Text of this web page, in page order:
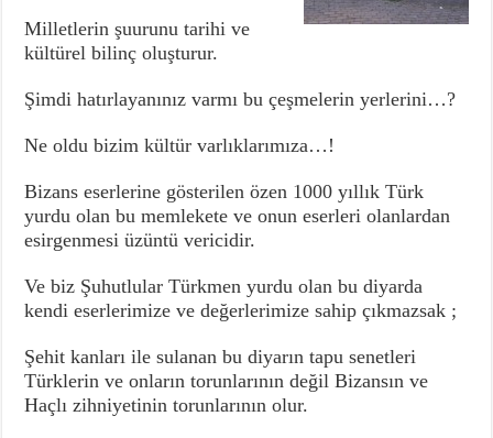
Milletlerin şuurunu tarihi ve
kültürel bilinç oluşturur.
Şimdi hatırlayanınız varmı bu çeşmelerin yerlerini…?
Ne oldu bizim kültür varlıklarımıza…!
Bizans eserlerine gösterilen özen 1000 yıllık Türk
yurdu olan bu memlekete ve onun eserleri olanlardan
esirgenmesi üzüntü vericidir.
Ve biz Şuhutlular Türkmen yurdu olan bu diyarda
kendi eserlerimize ve değerlerimize sahip çıkmazsak ;
Şehit kanları ile sulanan bu diyarın tapu senetleri
Türklerin ve onların torunlarının değil Bizansın ve
Haçlı zihniyetinin torunlarının olur.